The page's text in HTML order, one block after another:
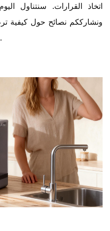
اتخاذ القرارات. سنتناول
ونشارككم نصائح حول كيفية
جزءًا لا يتجزأ من نمط حياة صحي.